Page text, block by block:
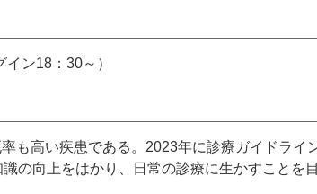
ン18：30～）
も高い疾患である。2023年に診療ガイドライ
の向上をはかり、日常の診療に生かすことを目